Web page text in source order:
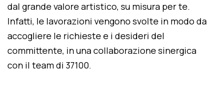
dal grande valore artistico, su misura per te.
Infatti, le lavorazioni vengono svolte in modo da
accogliere le richieste e i desideri del
committente, in una collaborazione sinergica
con il team di 37100.